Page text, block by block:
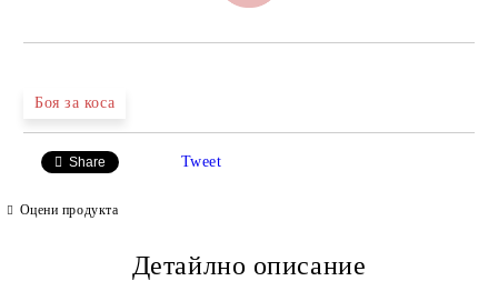
Боя за коса
Share Tweet
Оцени продукта
Детайлно описание